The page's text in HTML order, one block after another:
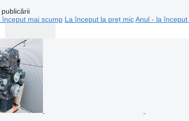
publicării
început mai scump La început la preț mic Anul - la